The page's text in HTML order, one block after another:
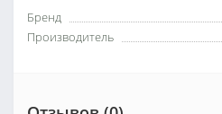
Бренд
Производитель